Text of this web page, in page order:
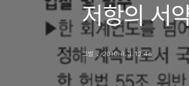
저항의 서
그별 2010. 8. 3. 12:46